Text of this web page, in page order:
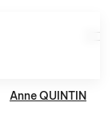
Anne QUINTIN